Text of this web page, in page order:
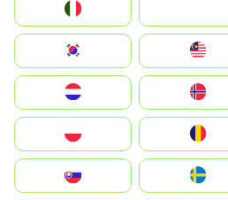
South Korea